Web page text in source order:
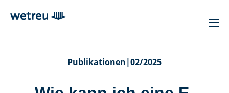
Publikationen|02/2025